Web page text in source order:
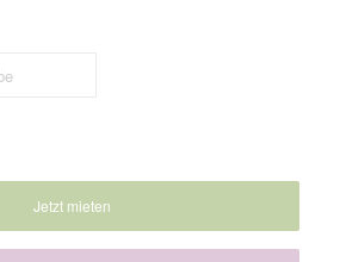
Jetzt mieten